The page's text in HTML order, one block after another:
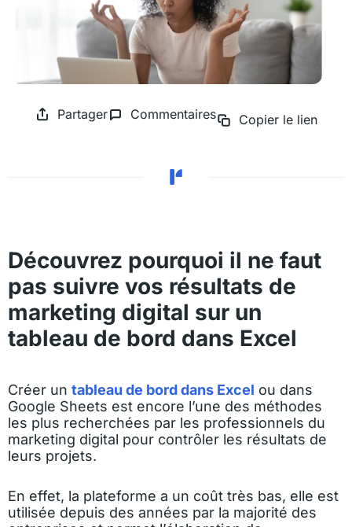
Partager Commentaires Copier le lien
Découvrez pourquoi il ne faut
pas suivre vos résultats de
marketing digital sur un
tableau de bord dans Excel
Créer un tableau de bord dans Excel ou dans
Google Sheets est encore l’une des méthodes
les plus recherchées par les professionnels du
marketing digital pour contrôler les résultats de
leurs projets.
En effet, la plateforme a un coût très bas, elle est
utilisée depuis des années par la majorité des